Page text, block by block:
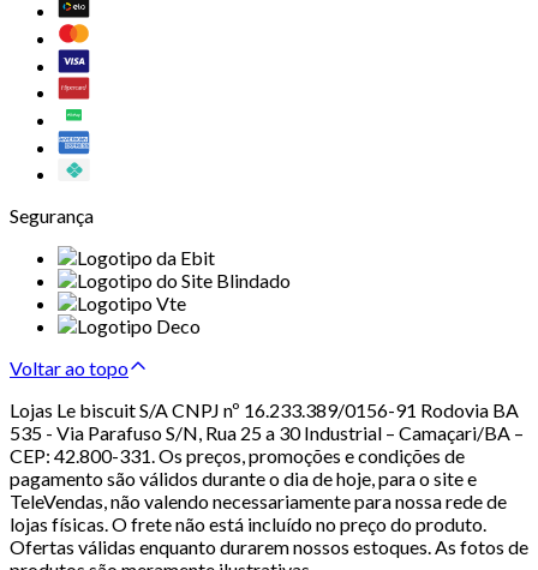
Segurança
Voltar ao topo
Lojas Le biscuit S/A CNPJ nº 16.233.389/0156-91 Rodovia BA
535 - Via Parafuso S/N, Rua 25 a 30 Industrial – Camaçari/BA –
CEP: 42.800-331. Os preços, promoções e condições de
pagamento são válidos durante o dia de hoje, para o site e
TeleVendas, não valendo necessariamente para nossa rede de
lojas físicas. O frete não está incluído no preço do produto.
Ofertas válidas enquanto durarem nossos estoques. As fotos de